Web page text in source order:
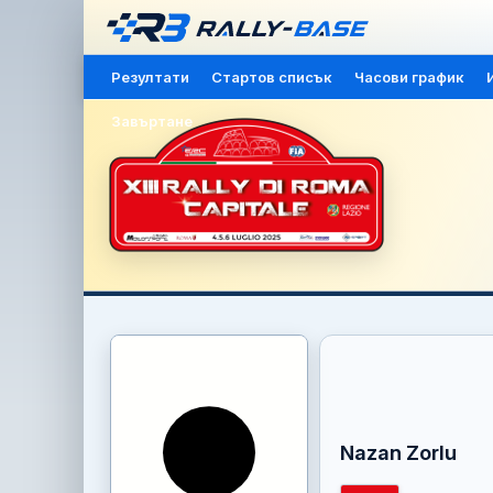
Резултати Стартов списък Часови график
Завъртане
Nazan Zorlu